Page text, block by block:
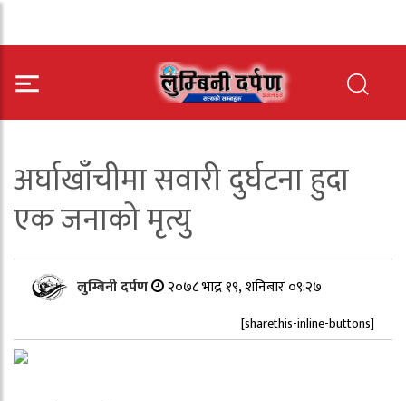
अर्घाखाँचीमा सवारी दुर्घटना हुदा
एक जनाको मृत्यु
लुम्बिनी दर्पण २०७८ भाद्र १९, शनिबार ०९:२७
[sharethis-inline-buttons]